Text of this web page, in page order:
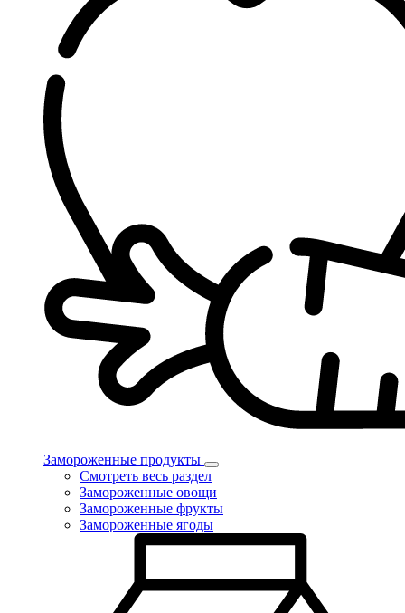
Замороженные продукты
Смотреть весь раздел
Замороженные овощи
Замороженные фрукты
Замороженные ягоды